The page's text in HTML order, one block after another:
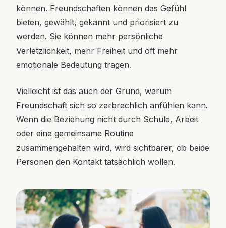
können. Freundschaften können das Gefühl
bieten, gewählt, gekannt und priorisiert zu
werden. Sie können mehr persönliche
Verletzlichkeit, mehr Freiheit und oft mehr
emotionale Bedeutung tragen.
Vielleicht ist das auch der Grund, warum
Freundschaft sich so zerbrechlich anfühlen kann.
Wenn die Beziehung nicht durch Schule, Arbeit
oder eine gemeinsame Routine
zusammengehalten wird, wird sichtbarer, ob beide
Personen den Kontakt tatsächlich wollen.